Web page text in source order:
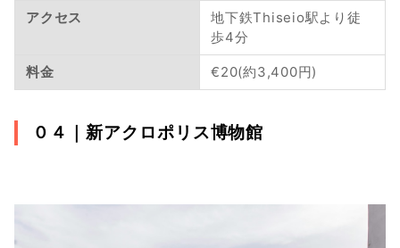
アクセス
地下鉄Thiseio駅より徒
歩4分
料金 €20(約3,400円)
０４｜ 新アクロポリス博物館